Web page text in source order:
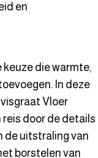
en
keuze die warmte,
In deze
Vloer
reis door de details
de uitstraling van
borstelen van